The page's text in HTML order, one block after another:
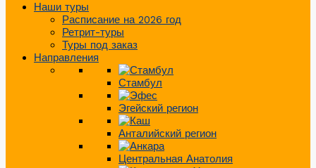
Наши туры
Расписание на 2026 год
Ретрит-туры
Туры под заказ
Направления
Стамбул
Эгейский регион
Анталийский регион
Центральная Анатолия